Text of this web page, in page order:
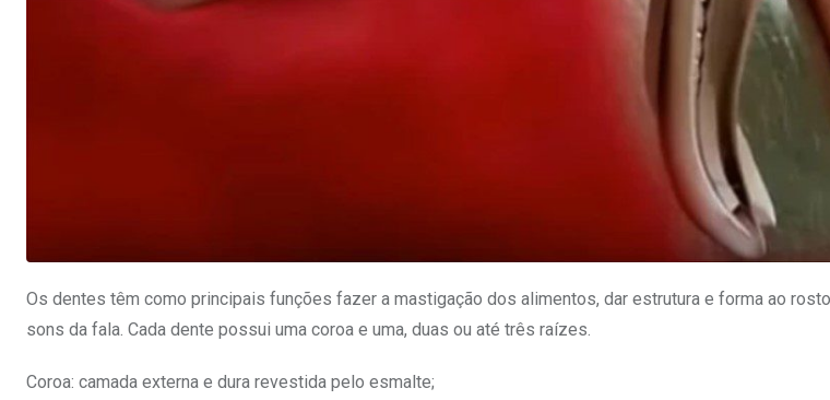
Os dentes têm como principais funções fazer a mastigação dos alimentos, dar estrutura e forma ao
sons da fala. Cada dente possui uma coroa e uma, duas ou até três raízes.
Coroa: camada externa e dura revestida pelo esmalte;